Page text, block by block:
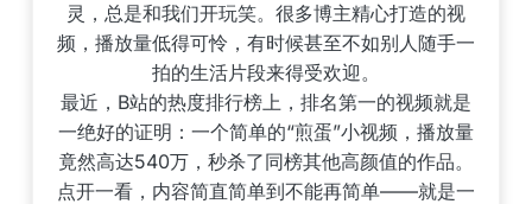
灵，总是和我们开玩笑。很多博主精心打造的视
频，播放量低得可怜，有时候甚至不如别人随手一
拍的生活片段来得受欢迎。
最近，B站的热度排行榜上，排名第一的视频就是
一绝好的证明：一个简单的“煎蛋”小视频，播放量
竟然高达540万，秒杀了同榜其他高颜值的作品。
点开一看，内容简直简单到不能再简单——就是一